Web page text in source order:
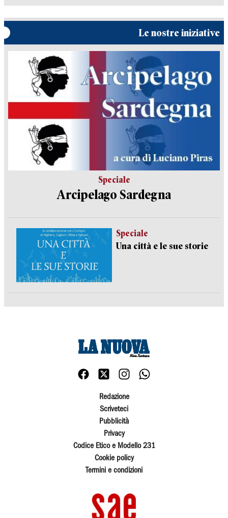
Le nostre iniziative
Speciale
Arcipelago Sardegna
Speciale
Una città e le sue storie
Redazione
Scriveteci
Pubblicità
Privacy
Codice Etico e Modello 231
Cookie policy
Termini e condizioni